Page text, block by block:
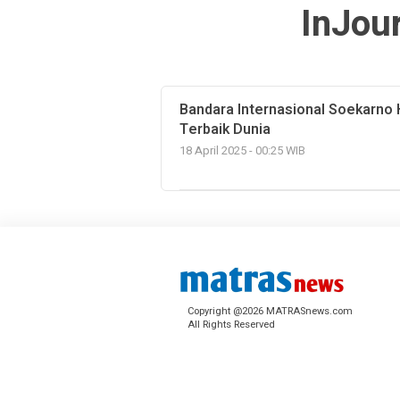
Bandara Internasional Soekarno
Terbaik Dunia
18 April 2025 - 00:25 WIB
Copyright @2026 MATRASnews.com
All Rights Reserved